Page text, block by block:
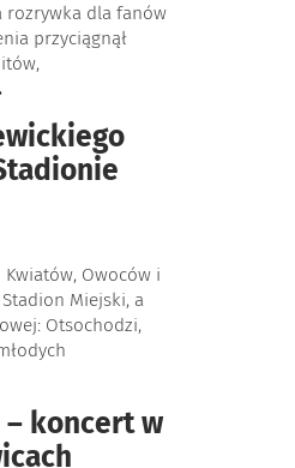
rozrywka dla fanów
przyciągnął
Owoców i
Miejski, a
Otsochodzi,
– koncert w